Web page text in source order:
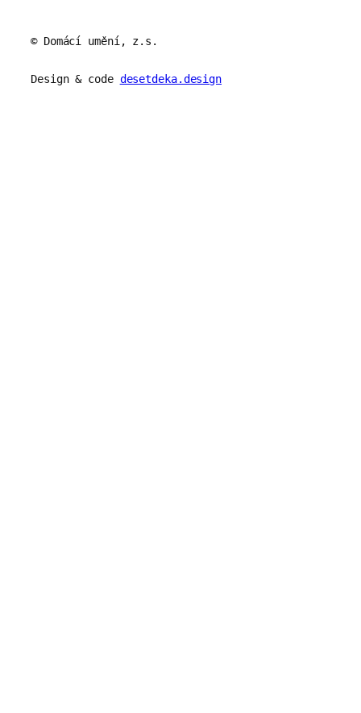
© Domácí umění, z.s.
Design & code desetdeka.design